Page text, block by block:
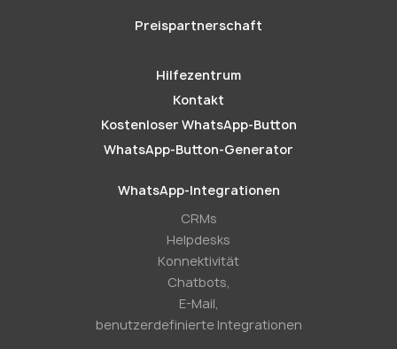
Preispartnerschaft
Hilfezentrum
Kontakt
Kostenloser WhatsApp-Button
WhatsApp-Button-Generator
WhatsApp-Integrationen
CRMs
Helpdesks
Konnektivität
Chatbots,
E-Mail,
benutzerdefinierte Integrationen